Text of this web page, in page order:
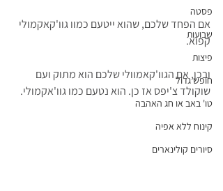
פסטה
שבועות
פיצות
חופש גדול
טו' באב או חג האהבה
קינוח ללא אפיה
סיורים קולינארים
אם הפחד שלכם, שהוא ייטעם כמוו גוו'קאקמולי
קפוא.
ובכן, אם הגוו'קאמוולי שלכם הוא מתוק ועם
שוקולד צ'יפס אז כן. הוא נטעם כמו גוו'אקמולי.